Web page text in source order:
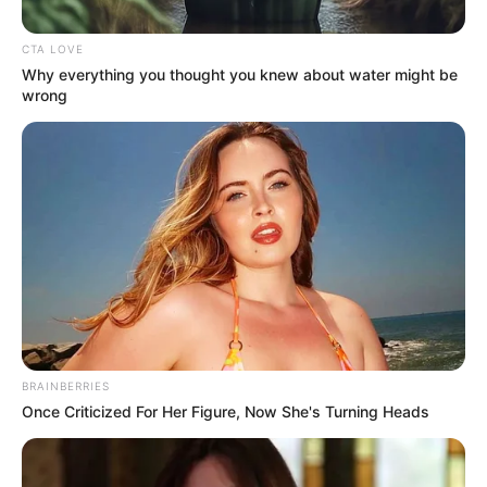
Alerta Tolima
Diciembre 10, 2018
COMPARTIR
CTA LOVE
Why everything you thought you knew about water might be
wrong
BRAINBERRIES
Once Criticized For Her Figure, Now She's Turning Heads